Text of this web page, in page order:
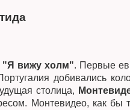
"Я вижу холм". Первые
добивались
столица,
Монтевидео, как